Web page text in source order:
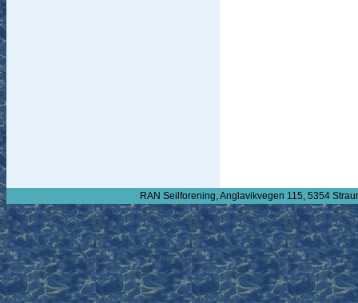
RAN Seilforening, Anglavikvegen 115, 5354